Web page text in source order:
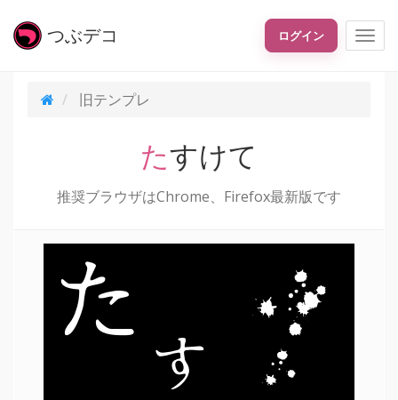
つぶデコ ログイン
旧テンプレ
たすけて
推奨ブラウザはChrome、Firefox最新版です
た
す